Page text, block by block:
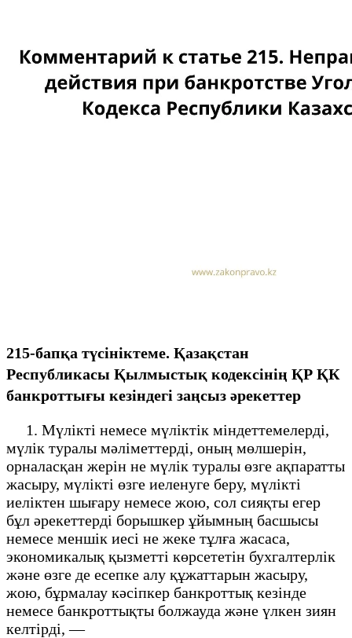
215-бапқа түсініктеме. Қазақстан
Республикасы Қылмыстық кодексінің ҚР ҚК
банкроттығы кезіндегі заңсыз әрекеттер
1. Мүлікті немесе мүліктік міндеттемелерді,
мүлік туралы мәліметтерді, оның мөлшерін,
орналасқан жерін не мүлік туралы өзге ақпаратты
жасыру, мүлікті өзге иеленуге беру, мүлікті
иеліктен шығару немесе жою, сол сияқты егер
бұл әрекеттерді борышкер ұйымның басшысы
немесе меншік иесі не жеке тұлға жасаса,
экономикалық қызметті көрсететін бухгалтерлік
және өзге де есепке алу құжаттарын жасыру,
жою, бұрмалау кәсіпкер банкроттық кезінде
немесе банкроттықты болжауда және үлкен зиян
келтірді, —